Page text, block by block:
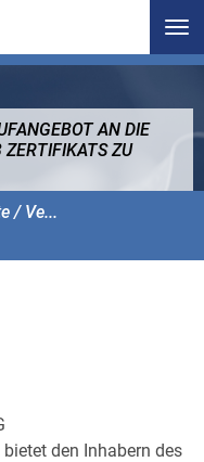
/ Ve...
AN DIE
ZU
AG
den Inhabern des